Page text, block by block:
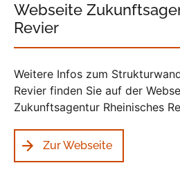
Webseite
Revier
Weitere Infos zum
Revier finden Sie auf der
Zukunftsagentur Rheinisches
Zur Webseite